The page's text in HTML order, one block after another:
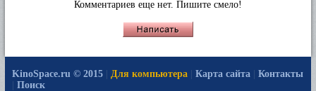
Комментариев еще нет. Пишите смело!
KinoSpace.ru © 2015 Для компьютера Карта сайта
Контакты
Поиск